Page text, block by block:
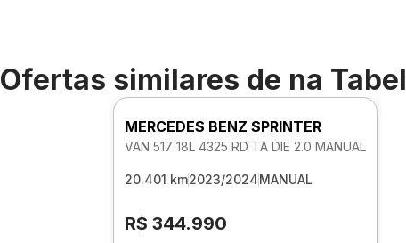
Ofertas similares de na
MERCEDES BENZ SPRINTER
VAN 517 18L 4325 RD TA DIE 2.0 MANUAL
20.401 km2023/2024MANUAL
R$ 344.990